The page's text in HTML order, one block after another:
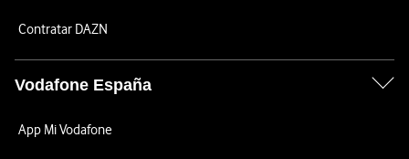
Contratar DAZN
Vodafone España
App Mi Vodafone